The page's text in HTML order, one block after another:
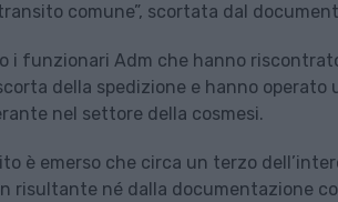
comune”, scortata dal
i funzionari Adm che hanno
della spedizione e hanno
nel settore della cosmesi.
è emerso che circa un terzo
risultante né dalla documentazione